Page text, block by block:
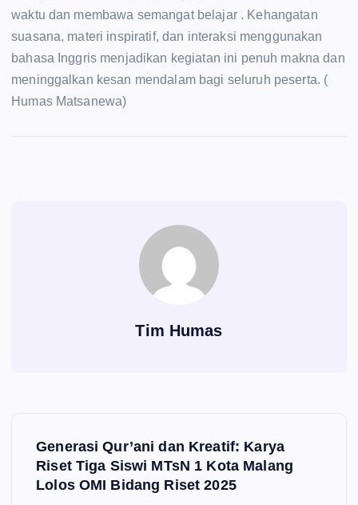
waktu dan membawa semangat belajar . Kehangatan
suasana, materi inspiratif, dan interaksi menggunakan
bahasa Inggris menjadikan kegiatan ini penuh makna dan
meninggalkan kesan mendalam bagi seluruh peserta. (
Humas Matsanewa)
Tim Humas
Generasi Qur’ani dan Kreatif: Karya
Riset Tiga Siswi MTsN 1 Kota Malang
Lolos OMI Bidang Riset 2025